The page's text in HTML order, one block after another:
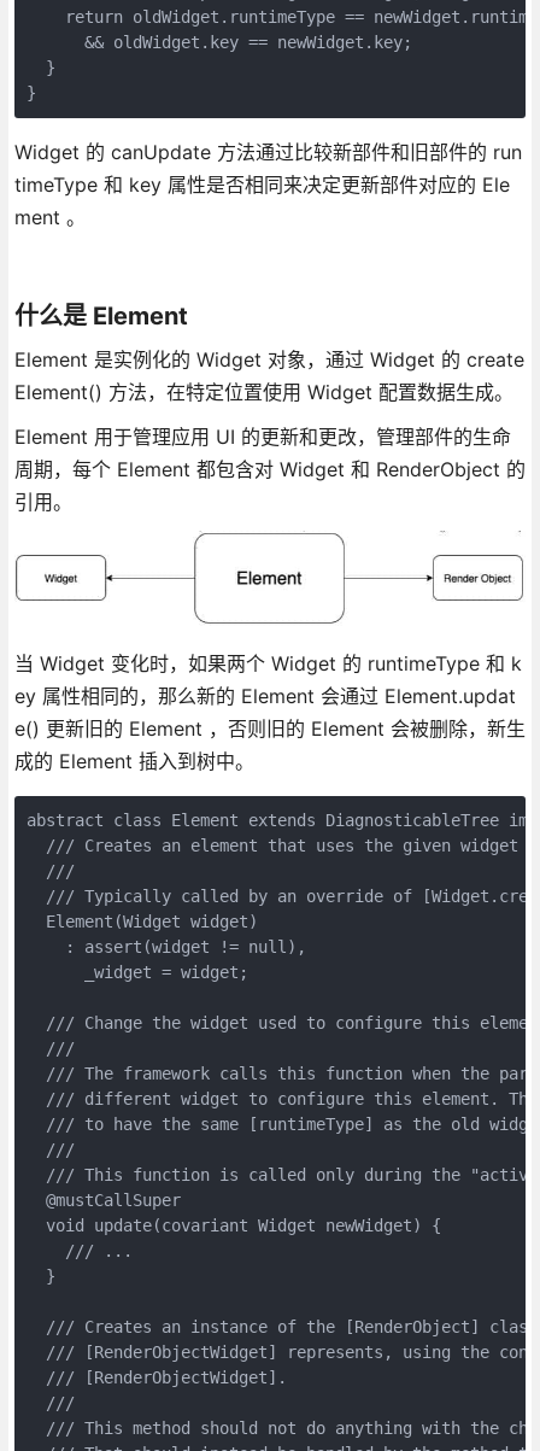
return oldWidget.runtimeType ==
      && oldWidget.key == newWidget.key;
  }
}
Widget 的 canUpdate 方法通过比较新部件和旧部件的 run
timeType 和 key 属性是否相同来决定更新部件对应的 Ele
ment 。
什么是 Element
Element 是实例化的 Widget 对象，通过 Widget 的 create
Element() 方法，在特定位置使用 Widget 配置数据生成。
Element 用于管理应用 UI 的更新和更改，管理部件的生命
周期，每个 Element 都包含对 Widget 和 RenderObject 的
引用。
当 Widget 变化时，如果两个 Widget 的 runtimeType 和 k
ey 属性相同的，那么新的 Element 会通过 Element.updat
e() 更新旧的 Element ，否则旧的 Element 会被删除，新生
成的 Element 插入到树中。
abstract class Element extends DiagnosticableTree
/// Creates an element that uses the given widget
  ///
/// Typically called by an override of
  Element(Widget widget)
    : assert(widget != null),
      _widget = widget;
/// Change the widget used to configure this
  ///
/// The framework calls this function when the
/// different widget to configure this element.
/// to have the same [runtimeType] as the old
  ///
/// This function is called only during the
  @mustCallSuper
  void update(covariant Widget newWidget) {
    /// ...
  }
/// Creates an instance of the [RenderObject]
/// [RenderObjectWidget] represents, using the
  /// [RenderObjectWidget].
  ///
/// This method should not do anything with the